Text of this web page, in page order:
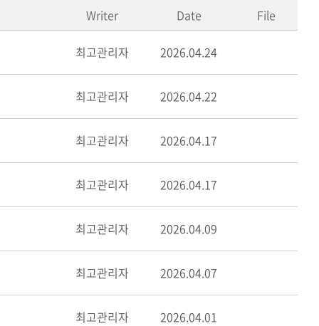
Writer Date File
최고관리자 2026.04.24
최고관리자 2026.04.22
최고관리자 2026.04.17
최고관리자 2026.04.17
최고관리자 2026.04.09
최고관리자 2026.04.07
최고관리자 2026.04.01